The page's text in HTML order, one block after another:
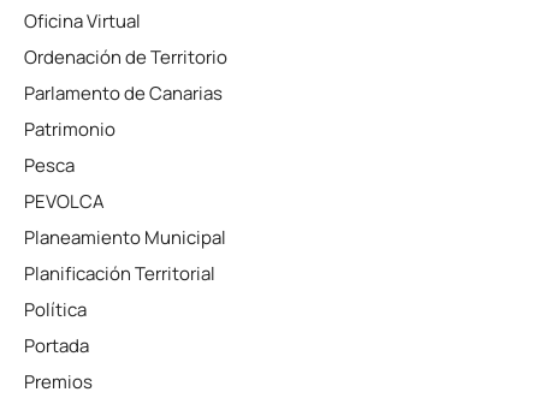
Oficina Virtual
Ordenación de Territorio
Parlamento de Canarias
Patrimonio
Pesca
PEVOLCA
Planeamiento Municipal
Planificación Territorial
Política
Portada
Premios